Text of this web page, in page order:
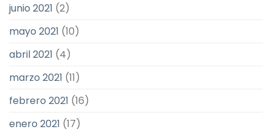
junio 2021 (2)
mayo 2021 (10)
abril 2021 (4)
marzo 2021 (11)
febrero 2021 (16)
enero 2021 (17)